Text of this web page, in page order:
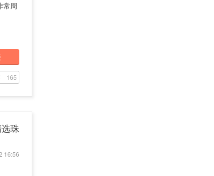
常周
165
珠
16:56